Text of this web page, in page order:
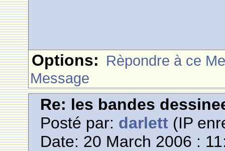
Options: Rèpondre à ce
Message
Re: les bandes
Posté par: darlett (IP
Date: 20 March 2006 :